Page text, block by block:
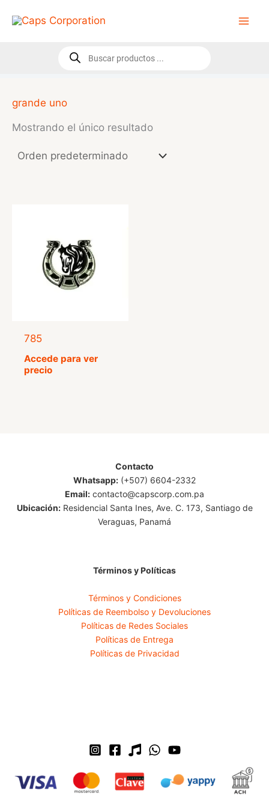
Búsqueda
de
grande uno
Mostrando el único resultado
785
Accede para ver
precio
Contacto
Whatsapp: (+507) 6604-2332
Email: contacto@capscorp.com.pa
Ubicación:Residencial Santa Ines, Ave. C. 173, Santiago de
Veraguas, Panamá
Términos y Políticas
Términos y Condiciones
Políticas de Reembolso y Devoluciones
Políticas de Redes Sociales
Políticas de Entrega
Políticas de Privacidad